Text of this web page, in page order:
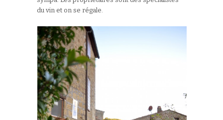
du vin et on se régale.